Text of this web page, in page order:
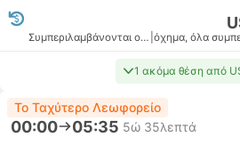
Συμπεριλαμβάνονται οι φόροι
1 ακόμα θέση από
Το Ταχύτερο Λεωφορείο
00:00 05:35 5ώ 35λεπτά